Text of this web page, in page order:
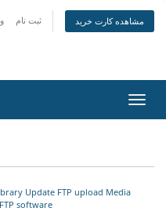
ثبت نام مشاهده کارت خرید
software